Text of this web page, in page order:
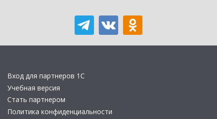
Вход для партнеров 1С
Учебная версия
Стать партнером
Политика конфиденциальности